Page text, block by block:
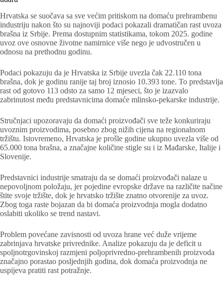
Hrvatska se suočava sa sve većim pritiskom na domaću prehrambenu
industriju nakon što su najnoviji podaci pokazali dramatičan rast uvoza
brašna iz Srbije. Prema dostupnim statistikama, tokom 2025. godine
uvoz ove osnovne životne namirnice više nego je udvostručen u
odnosu na prethodnu godinu.
Podaci pokazuju da je Hrvatska iz Srbije uvezla čak 22.110 tona
brašna, dok je godinu ranije taj broj iznosio 10.393 tone. To predstavlja
rast od gotovo 113 odsto za samo 12 mjeseci, što je izazvalo
zabrinutost među predstavnicima domaće mlinsko-pekarske industrije.
Stručnjaci upozoravaju da domaći proizvođači sve teže konkuriraju
uvoznim proizvodima, posebno zbog nižih cijena na regionalnom
tržištu. Istovremeno, Hrvatska je prošle godine ukupno uvezla više od
65.000 tona brašna, a značajne količine stigle su i iz Mađarske, Italije i
Slovenije.
Predstavnici industrije smatraju da se domaći proizvođači nalaze u
nepovoljnom položaju, jer pojedine evropske države na različite načine
štite svoje tržište, dok je hrvatsko tržište znatno otvorenije za uvoz.
Zbog toga raste bojazan da bi domaća proizvodnja mogla dodatno
oslabiti ukoliko se trend nastavi.
Problem povećane zavisnosti od uvoza hrane već duže vrijeme
zabrinjava hrvatske privrednike. Analize pokazuju da je deficit u
spoljnotrgovinskoj razmjeni poljoprivredno-prehrambenih proizvoda
značajno porastao posljednjih godina, dok domaća proizvodnja ne
uspijeva pratiti rast potražnje.